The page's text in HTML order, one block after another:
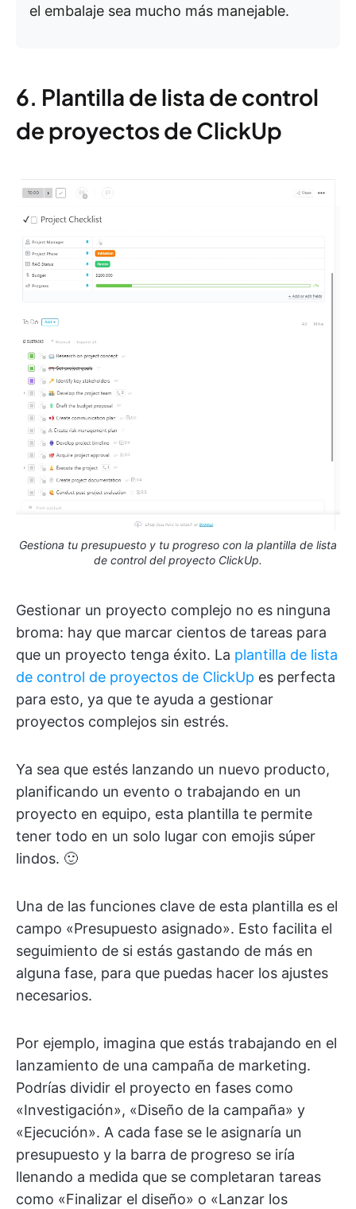
el embalaje sea mucho más manejable.
6. Plantilla de lista de control
de proyectos de ClickUp
Gestiona tu presupuesto y tu progreso con la plantilla de lista
de control del proyecto ClickUp.
Gestionar un proyecto complejo no es ninguna
broma: hay que marcar cientos de tareas para
que un proyecto tenga éxito. La plantilla de lista
de control de proyectos de ClickUp es perfecta
para esto, ya que te ayuda a gestionar
proyectos complejos sin estrés.
Ya sea que estés lanzando un nuevo producto,
planificando un evento o trabajando en un
proyecto en equipo, esta plantilla te permite
tener todo en un solo lugar con emojis súper
lindos. 🙂
Una de las funciones clave de esta plantilla es el
campo «Presupuesto asignado». Esto facilita el
seguimiento de si estás gastando de más en
alguna fase, para que puedas hacer los ajustes
necesarios.
Por ejemplo, imagina que estás trabajando en el
lanzamiento de una campaña de marketing.
Podrías dividir el proyecto en fases como
«Investigación», «Diseño de la campaña» y
«Ejecución». A cada fase se le asignaría un
presupuesto y la barra de progreso se iría
llenando a medida que se completaran tareas
como «Finalizar el diseño» o «Lanzar los